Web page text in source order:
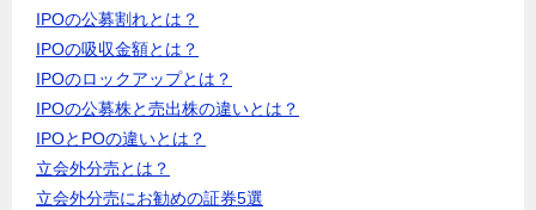
IPOの公募割れとは？
IPOの吸収金額とは？
IPOのロックアップとは？
IPOの公募株と売出株の違いとは？
IPOとPOの違いとは？
立会外分売とは？
立会外分売にお勧めの証券5選